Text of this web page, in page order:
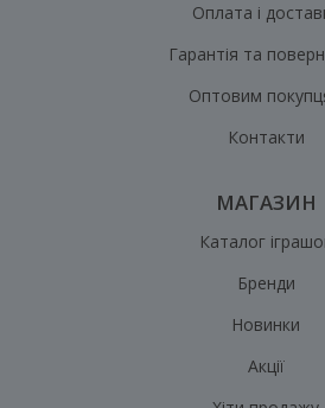
Оплата і
Гарантія та
Оптовим
Контакти
МАГАЗИН
Каталог
Бренди
Новинки
Акції